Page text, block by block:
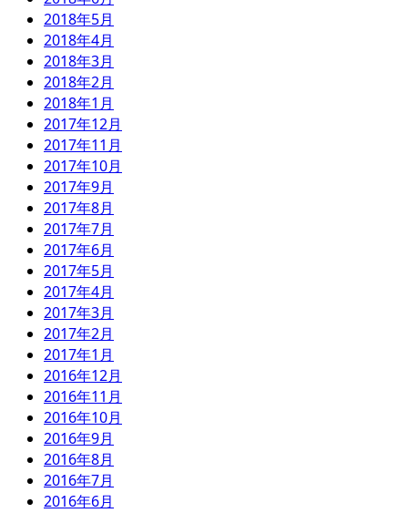
2018年5月
2018年4月
2018年3月
2018年2月
2018年1月
2017年12月
2017年11月
2017年10月
2017年9月
2017年8月
2017年7月
2017年6月
2017年5月
2017年4月
2017年3月
2017年2月
2017年1月
2016年12月
2016年11月
2016年10月
2016年9月
2016年8月
2016年7月
2016年6月